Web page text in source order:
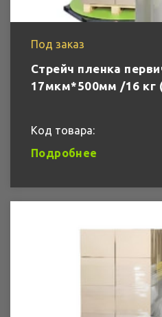
Под заказ
Стрейч пленка
17мкм*500мм /16 кг
Код товара:
Подробнее